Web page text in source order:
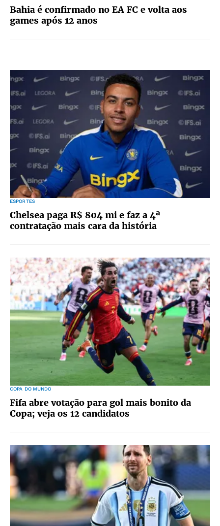
Bahia é confirmado no EA FC e volta aos
games após 12 anos
ESPORTES
Chelsea paga R$ 804 mi e faz a 4ª
contratação mais cara da história
COPA DO MUNDO
Fifa abre votação para gol mais bonito da
Copa; veja os 12 candidatos